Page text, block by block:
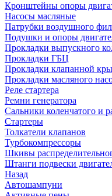
Кронштейны опоры
Насосы масляные
Патрубки воздушного
Подушки и опоры
Прокладки выпускного
Прокладки ГБЦ
Прокладки клапанной
Прокладки масляного
Реле стартера
Ремни генератора
Сальники коленчатого и
Стартеры
Толкатели клапанов
Турбокомпрессоры
Шкивы
Штанги подвески
Назад
Автошампуни